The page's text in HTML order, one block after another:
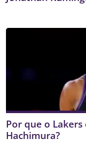
Por que o
Hachimura?